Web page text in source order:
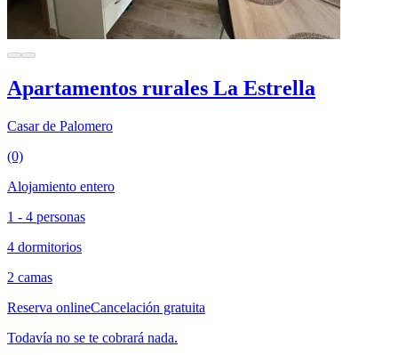
Apartamentos rurales La Estrella
Casar de Palomero
(0)
Alojamiento entero
1 - 4 personas
4 dormitorios
2 camas
Reserva onlineCancelación gratuita
Todavía no se te cobrará nada.